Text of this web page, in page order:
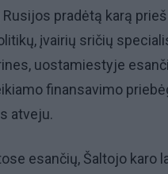
pradėtą karą
įvairių sričių
uostamiestyje
finansavimo
atveju.
esančių, Šaltojo karo